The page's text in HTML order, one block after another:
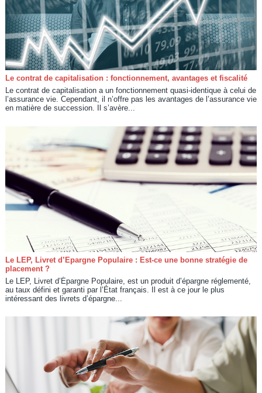
Le contrat de capitalisation : fonctionnement, avantages et fiscalité
Le contrat de capitalisation a un fonctionnement quasi-identique à celui de
l’assurance vie. Cependant, il n’offre pas les avantages de l’assurance vie
en matière de succession. Il s’avère...
Le LEP, Livret d’Epargne Populaire : Est-ce une bonne stratégie de
placement ?
Le LEP, Livret d’Épargne Populaire, est un produit d’épargne réglementé,
au taux défini et garanti par l’État français. Il est à ce jour le plus
intéressant des livrets d’épargne...